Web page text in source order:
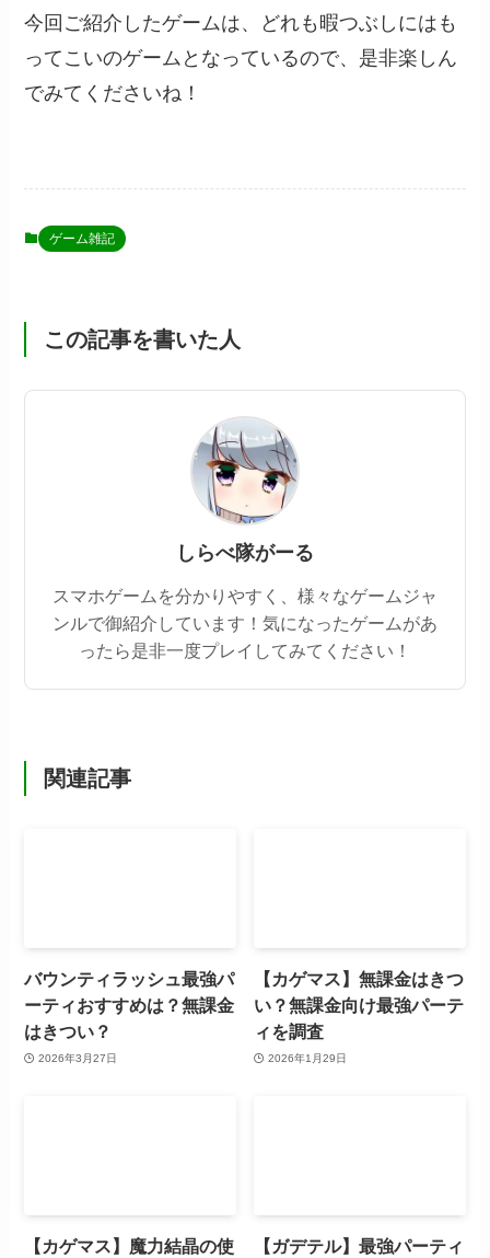
今回ご紹介したゲームは、どれも暇つぶしにはも
ってこいのゲームとなっているので、是非楽しん
でみてくださいね！
ゲーム雑記
この記事を書いた人
しらべ隊がーる
スマホゲームを分かりやすく、様々なゲームジャ
ンルで御紹介しています！気になったゲームがあ
ったら是非一度プレイしてみてください！
関連記事
バウンティラッシュ最強パ
ーティおすすめは？無課金
はきつい？
2026年3月27日
【カゲマス】無課金はきつ
い？無課金向け最強パーテ
ィを調査
2026年1月29日
【カゲマス】魔力結晶の使 【ガデテル】最強パーティ